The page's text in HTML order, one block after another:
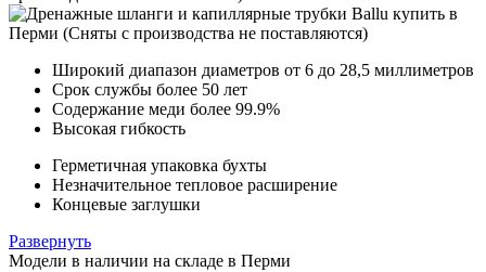
Широкий диапазон диаметров от 6 до 28,5 миллиметров
Срок службы более 50 лет
Содержание меди более 99.9%
Высокая гибкость
Герметичная упаковка бухты
Незначительное тепловое расширение
Концевые заглушки
Развернуть
Модели в наличии на складе в Перми